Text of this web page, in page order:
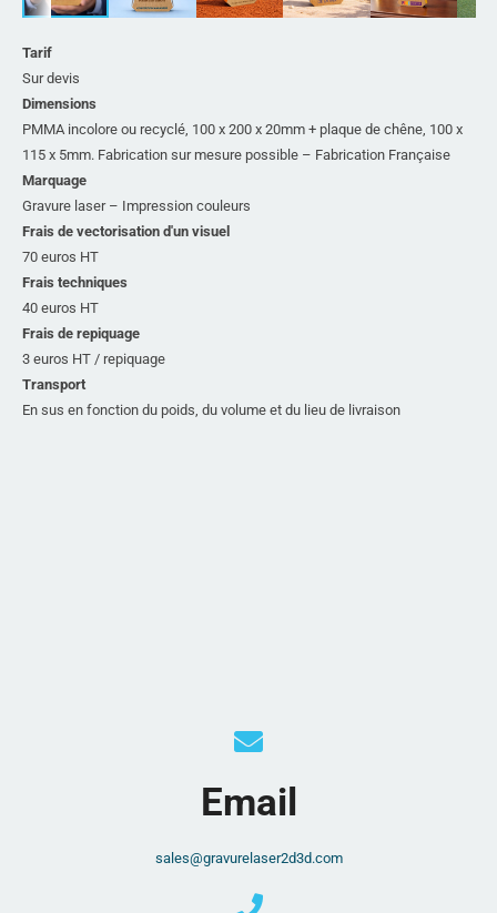
Tarif
Sur devis
Dimensions
PMMA incolore ou recyclé, 100 x 200 x 20mm + plaque de chêne, 100 x
115 x 5mm. Fabrication sur mesure possible – Fabrication Française
Marquage
Gravure laser – Impression couleurs
Frais de vectorisation d'un visuel
70 euros HT
Frais techniques
40 euros HT
Frais de repiquage
3 euros HT / repiquage
Transport
En sus en fonction du poids, du volume et du lieu de livraison
Email
sales@gravurelaser2d3d.com